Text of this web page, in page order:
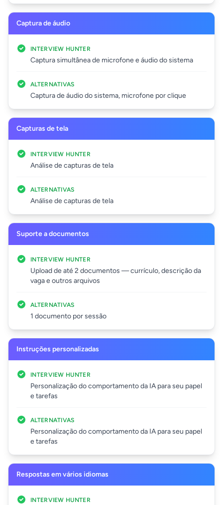
Captura de áudio
INTERVIEW HUNTER
Captura simultânea de microfone e áudio do sistema
ALTERNATIVAS
Captura de áudio do sistema, microfone por clique
Capturas de tela
INTERVIEW HUNTER
Análise de capturas de tela
ALTERNATIVAS
Análise de capturas de tela
Suporte a documentos
INTERVIEW HUNTER
Upload de até 2 documentos — currículo, descrição da
vaga e outros arquivos
ALTERNATIVAS
1 documento por sessão
Instruções personalizadas
INTERVIEW HUNTER
Personalização do comportamento da IA para seu papel
e tarefas
ALTERNATIVAS
Personalização do comportamento da IA para seu papel
e tarefas
Respostas em vários idiomas
INTERVIEW HUNTER